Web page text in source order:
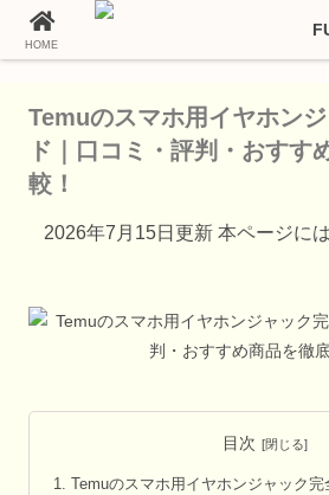
ホーム
Temuのスマホ用イヤホン
ド｜口コミ・評判・おすす
較！
2026年7月15日更新 本ページに
目次
Temuのスマホ用イヤホンジャック完
HOME